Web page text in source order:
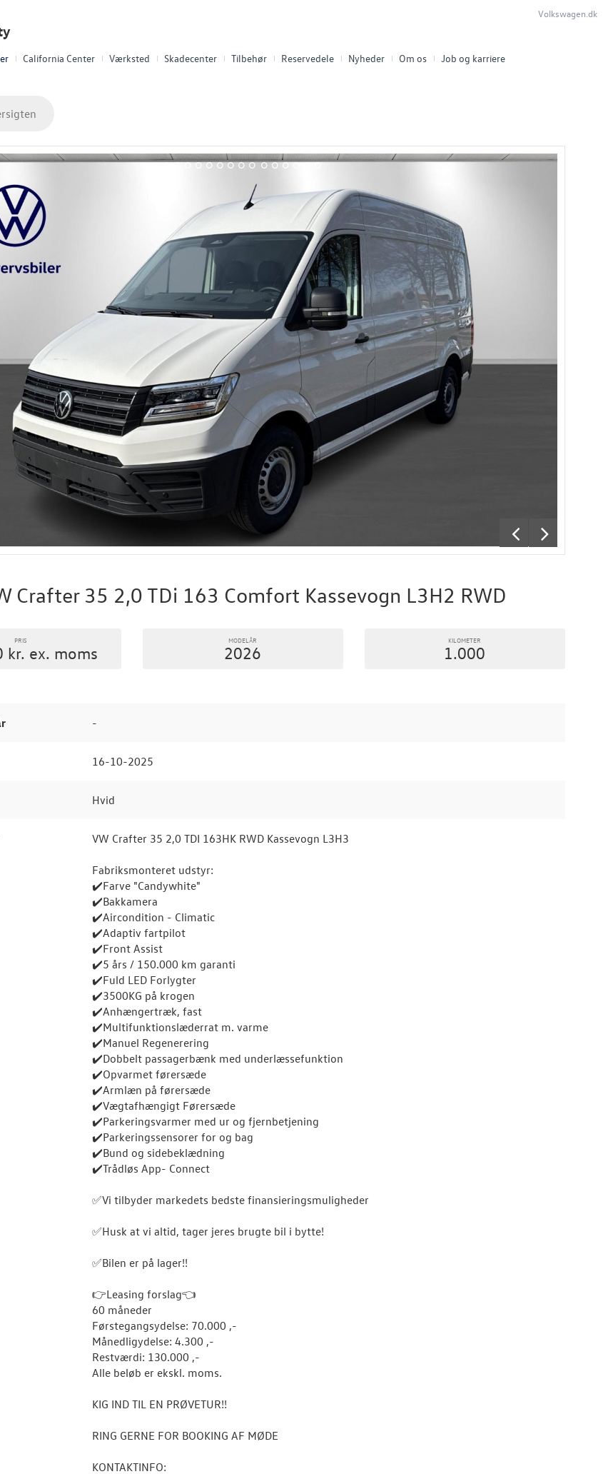
California Center Værksted Skadecenter Tilbehør Reservedele Nyheder Om os Job og karriere
Volkswagen.dk
10 11 12
Crafter 35 2,0 TDi 163 Comfort Kassevogn L3H2 RWD
PRIS
kr. ex. moms
MODELÅR
2026
KILOMETER
1.000
-
16-10-2025
Hvid
VW Crafter 35 2,0 TDI 163HK RWD Kassevogn L3H3
Fabriksmonteret udstyr:
✔️Farve "Candywhite"
✔️Bakkamera
✔️Aircondition - Climatic
✔️Adaptiv fartpilot
✔️Front Assist
✔️5 års / 150.000 km garanti
✔️Fuld LED Forlygter
✔️3500KG på krogen
✔️Anhængertræk, fast
✔️Multifunktionslæderrat m. varme
✔️Manuel Regenerering
✔️Dobbelt passagerbænk med underlæssefunktion
✔️Opvarmet førersæde
✔️Armlæn på førersæde
✔️Vægtafhængigt Førersæde
✔️Parkeringsvarmer med ur og fjernbetjening
✔️Parkeringssensorer for og bag
✔️Bund og sidebeklædning
✔️Trådløs App- Connect
✅Vi tilbyder markedets bedste finansieringsmuligheder
✅Husk at vi altid, tager jeres brugte bil i bytte!
✅Bilen er på lager!!
👉Leasing forslag👈
60 måneder
Førstegangsydelse: 70.000 ,-
Månedligydelse: 4.300 ,-
Restværdi: 130.000 ,-
Alle beløb er ekskl. moms.
KIG IND TIL EN PRØVETUR!!
RING GERNE FOR BOOKING AF MØDE
KONTAKTINFO: